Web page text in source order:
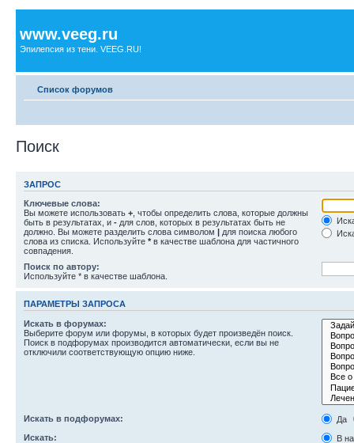
www.veeg.ru
Эпилепсия из тени. VEEG.RU!
Список форумов
Поиск
ЗАПРОС
Ключевые слова:
Вы можете использовать + , чтобы определить слова, которые должны
быть в результатах, и - для слов, которых в результатах быть не
должно. Вы можете разделить слова символом | для поиска любого
слова из списка. Используйте * в качестве шаблона для частичного
совпадения.
Поиск по автору:
Используйте * в качестве шаблона.
ПАРАМЕТРЫ ЗАПРОСА
Искать в форумах:
Выберите форум или форумы, в которых будет произведён поиск.
Поиск в подфорумах производится автоматически, если вы не
отключили соответствующую опцию ниже.
Искать в подфорумах:
Да
Искать:
В